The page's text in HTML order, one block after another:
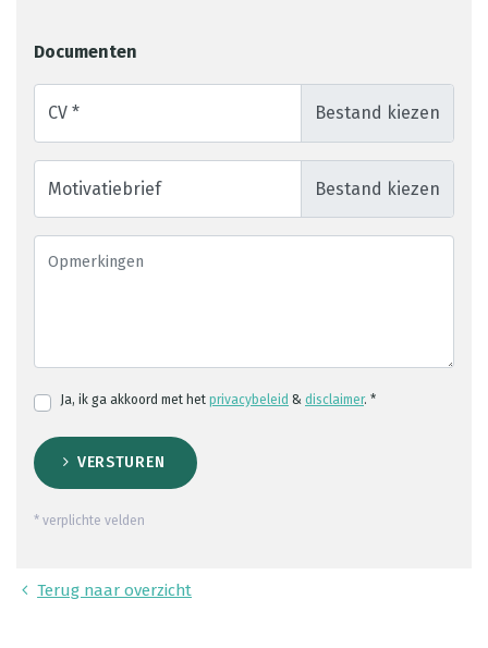
Documenten
CV *
Motivatiebrief
Ja, ik ga akkoord met het privacybeleid & disclaimer. *
VERSTUREN
* verplichte velden
Terug naar overzicht